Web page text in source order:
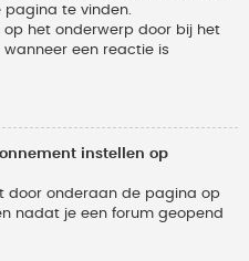
pagina te vinden.
op het onderwerp door bij het
een reactie is
instellen op
door onderaan de pagina op
nadat je een forum geopend